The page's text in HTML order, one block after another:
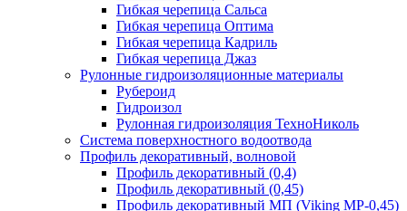
Гибкая черепица Сальса
Гибкая черепица Оптима
Гибкая черепица Кадриль
Гибкая черепица Джаз
Рулонные гидроизоляционные материалы
Рубероид
Гидроизол
Рулонная гидроизоляция ТехноНиколь
Система поверхностного водоотвода
Профиль декоративный, волновой
Профиль декоративный (0,4)
Профиль декоративный (0,45)
Профиль декоративный МП (Viking MP-0,45)